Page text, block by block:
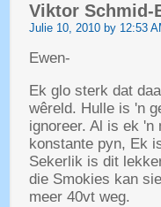
Viktor Schmid-
Julie 10, 2010 by 12:53
Ewen-
Ek glo sterk dat
wêreld. Hulle is 'n
ignoreer. Al is ek 'n
konstante pyn, Ek
Sekerlik is dit
die Smokies kan
meer 40vt weg.